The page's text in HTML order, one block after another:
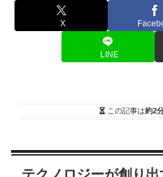
X
LINE
この記事は約2